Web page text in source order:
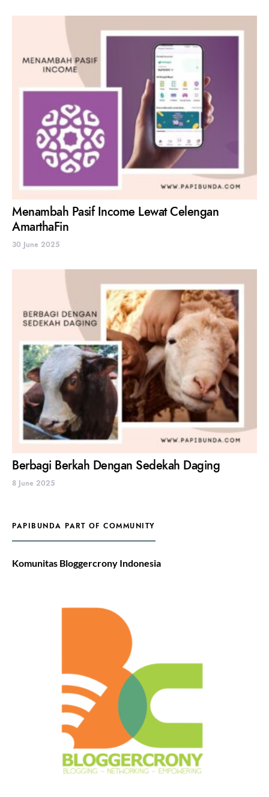
Menambah Pasif Income Lewat Celengan
AmarthaFin
30 June 2025
Berbagi Berkah Dengan Sedekah Daging
8 June 2025
PAPIBUNDA PART OF COMMUNITY
Komunitas Bloggercrony Indonesia